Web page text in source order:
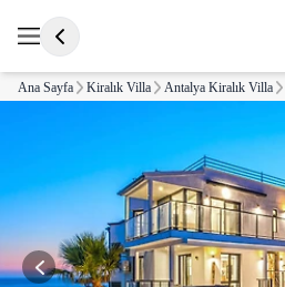
Ana Sayfa Kiralık Villa Antalya Kiralık Villa